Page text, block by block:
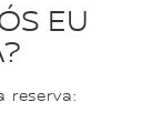
EU
reserva: